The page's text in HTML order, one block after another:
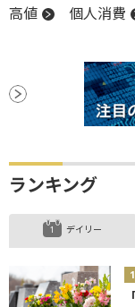
高値
個人消費
ランキング
デイリー